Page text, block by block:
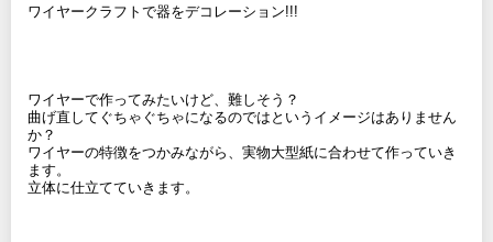
ワイヤークラフトで器をデコレーション!!!
ワイヤーで作ってみたいけど、難しそう？
曲げ直してぐちゃぐちゃになるのではというイメージはありません
か？
ワイヤーの特徴をつかみながら、実物大型紙に合わせて作っていき
ます。
立体に仕立てていきます。